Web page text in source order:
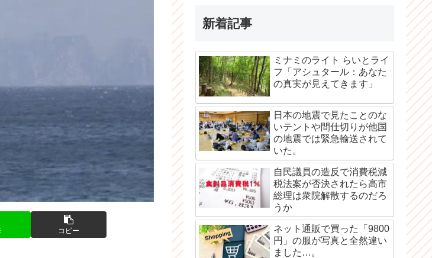
コピー
新着記事
ミナミのライト らいとライ
フ「アシュタール：あなた
の真実が見えてきます」
日本の地震で見たことのな
いテントや間仕切りが他国
の地震では緊急輸送されて
いた。
自民議員の造反で消費税減
税法案が否決されたら高市
総理は衆院解散するのだろ
うか
ネット通販で買った「9800
円」の服が写真と全然違い
ました…。